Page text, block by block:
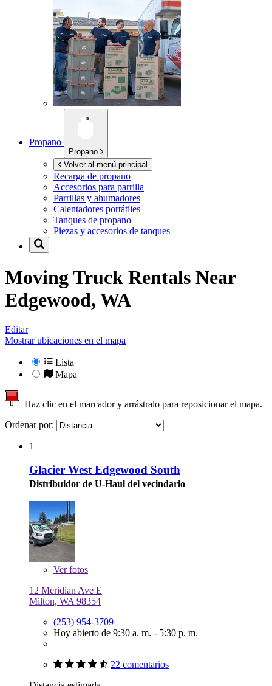
Propano
Propano
Volver al menú principal
Recarga de propano
Accesorios para parrilla
Parrillas y ahumadores
Calentadores portátiles
Tanques de propano
Piezas y accesorios de tanques
Moving Truck Rentals Near
Edgewood, WA
Editar
Mostrar ubicaciones en el mapa
Lista
Mapa
Haz clic en el marcador y arrástralo para reposicionar el mapa.
Ordenar por:
1
Glacier West Edgewood South
Distribuidor de U-Haul del vecindario
Verfotos
12 Meridian Ave E
Milton, WA 98354
(253) 954-3709
Hoy abierto de 9:30 a. m. - 5:30 p. m.
22 comentarios